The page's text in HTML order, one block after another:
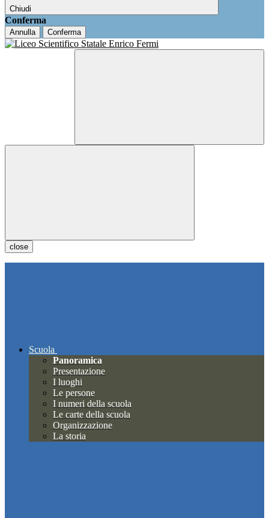
Chiudi
Conferma
Annulla Conferma
close
Scuola
Panoramica
Presentazione
I luoghi
Le persone
I numeri della scuola
Le carte della scuola
Organizzazione
La storia